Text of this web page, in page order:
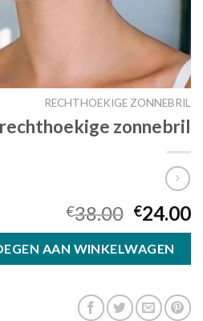
RECHTHOEKIGE ZONNEBRIL
rechthoekige zonnebril
€38.00 €24.00
AAN WINKELWAGEN